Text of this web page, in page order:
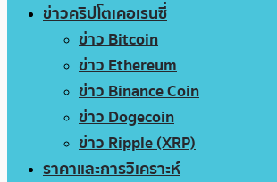
ข่าวคริปโตเคอเรนซี่
ข่าว Bitcoin
ข่าว Ethereum
ข่าว Binance Coin
ข่าว Dogecoin
ข่าว Ripple (XRP)
ราคาและการวิเคราะห์